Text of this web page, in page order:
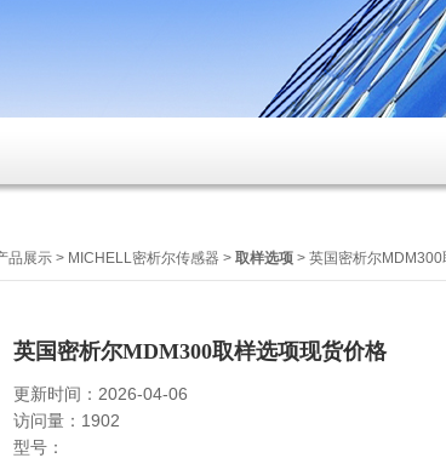
品展示 > MICHELL密析尔传感器 > 取样选项 > 英国密析尔
英国密析尔MDM300取样选项现货价格
更新时间：2026-04-06
访问量：1902
型号：